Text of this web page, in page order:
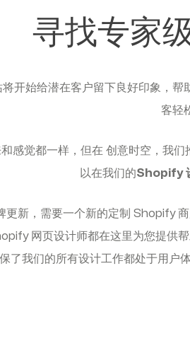
寻找专家
开始给潜在客户留下良好印象，
客轻
感觉都一样，但在 创意时空，我
以在我们的Shopify
更新，需要一个新的定制 Shopify
网页设计师都在这里为您提供
了我们的所有设计工作都处于用户